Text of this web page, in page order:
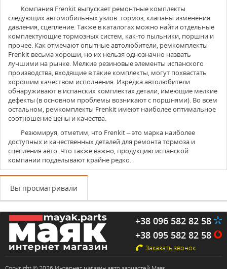
Компания Frenkit выпускает ремонтные комплекты
следующих автомобильных узлов: тормоз, клапаны изменения
давления, сцепление. Также в каталогах можно найти отдельные
комплектующие тормозных систем, как-то пыльники, поршни и
прочее. Как отмечают опытные автолюбители, ремкомплекты
Frenkit весьма хороши, но их нельзя однозначно назвать
лучшими на рынке. Мелкие резиновые элементы испанского
производства, входящие в такие комплекты, могут похвастать
хорошим качеством исполнения. Изредка автолюбители
обнаруживают в испанских комплектах детали, имеющие мелкие
дефекты (в основном проблемы возникают с поршнями). Во всем
остальном, ремкомплекты Frenkit имеют наиболее оптимальное
соотношение цены и качества.
Резюмируя, отметим, что Frenkit – это марка наиболее
доступных и качественных деталей для ремонта тормоза и
сцепления авто. Что также важно, продукцию испанской
компании подделывают крайне редко.
Вы просматривали
+38 096 582 82 58
+38 095 582 82 58
Заказать звонок